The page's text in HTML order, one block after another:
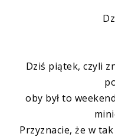
Dziś piątek, czyli
oby był to
Przyznacie, że w